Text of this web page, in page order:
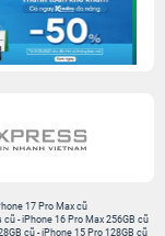
17 Pro Max cũ
cũ- iPhone 16 Pro Max 256GB cũ
cũ-iPhone 15 Pro 128GB cũ